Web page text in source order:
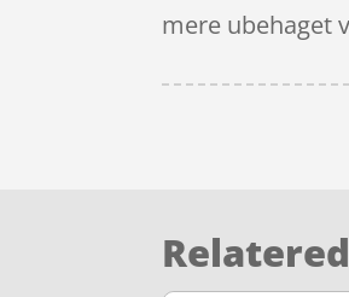
mere ubehaget